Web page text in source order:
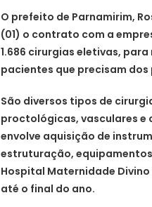
O prefeito de Parnamirim,
(01) o contrato com a
1.686 cirurgias eletivas,
pacientes que precisam
São diversos tipos de
proctológicas, vasculares
envolve aquisição de
estruturação, equipamentos
Hospital Maternidade
até o final do ano.